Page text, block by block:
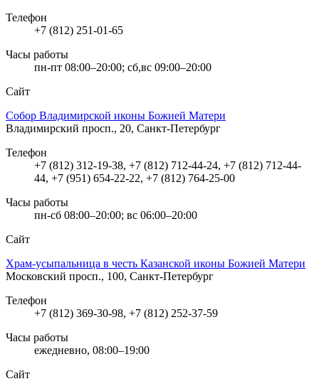
Телефон
+7 (812) 251-01-65
Часы работы
пн-пт 08:00–20:00; сб,вс 09:00–20:00
Сайт
Собор Владимирской иконы Божией Матери
Владимирский просп., 20, Санкт-Петербург
Телефон
+7 (812) 312-19-38, +7 (812) 712-44-24, +7 (812) 712-44-
44, +7 (951) 654-22-22, +7 (812) 764-25-00
Часы работы
пн-сб 08:00–20:00; вс 06:00–20:00
Сайт
Храм-усыпальница в честь Казанской иконы Божией Матери
Московский просп., 100, Санкт-Петербург
Телефон
+7 (812) 369-30-98, +7 (812) 252-37-59
Часы работы
ежедневно, 08:00–19:00
Сайт